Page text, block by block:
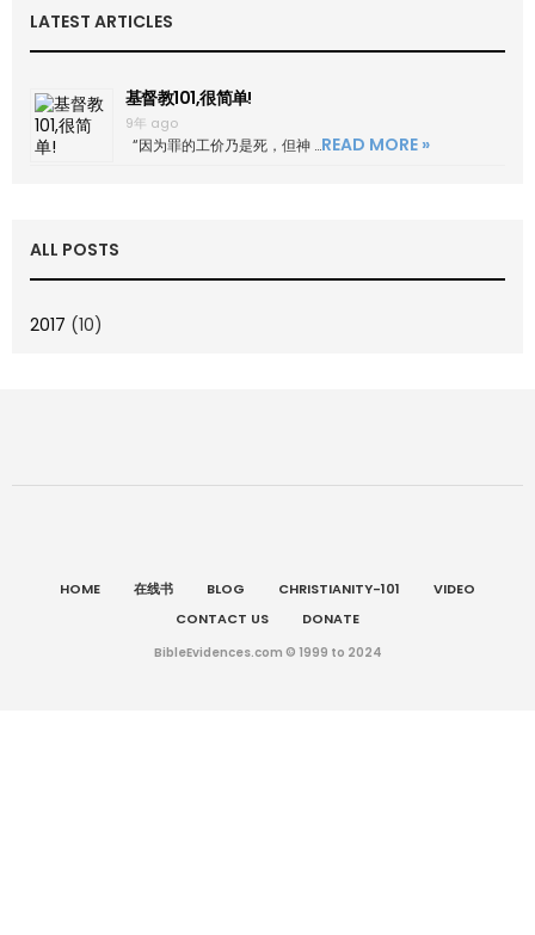
LATEST ARTICLES
基督教101,很简单!
9年 ago
“因为罪的工价乃是死，但神 …READ MORE »
ALL POSTS
2017 (10)
HOME 在线书 BLOG CHRISTIANITY-101
VIDEO
CONTACT US
DONATE
BibleEvidences.com © 1999 to 2024